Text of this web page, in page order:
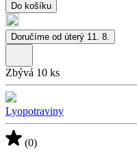
Do košíku
Doručíme od úterý 11. 8.
Zbývá 10 ks
Lyopotraviny
(0)